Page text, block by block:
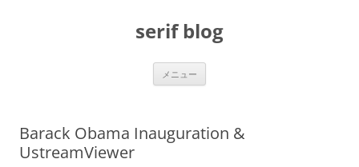
serif blog
メニュー
Barack Obama Inauguration &
UstreamViewer